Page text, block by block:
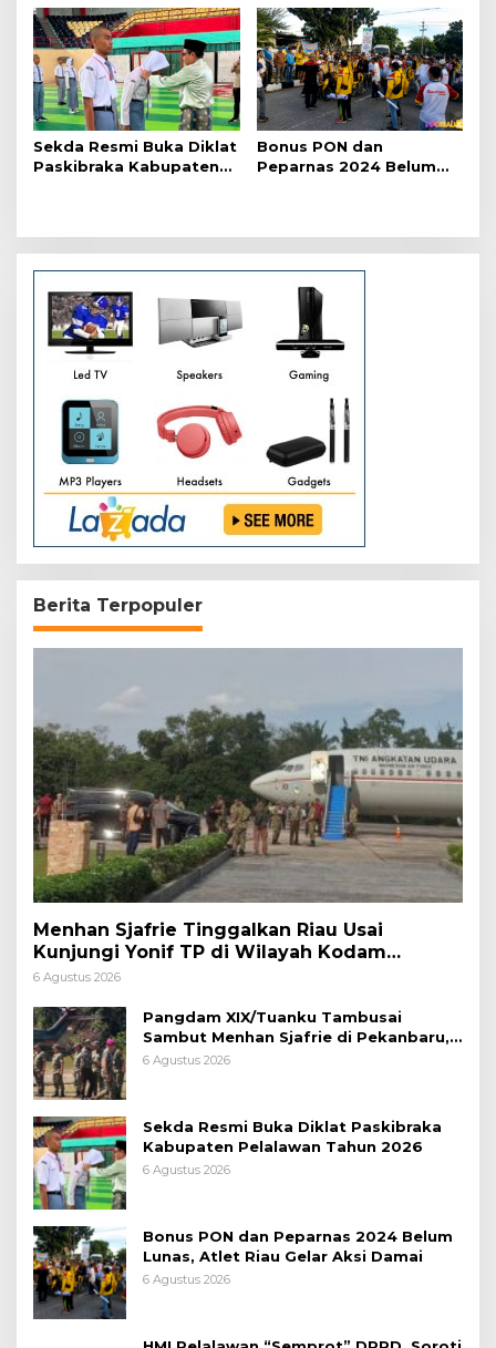
Wilayah Kodam
XIX/Tuanku Tambusai
Pekanbaru, Ada Agenda
Penting
Sekda Resmi Buka Diklat
Paskibraka Kabupaten
Bonus PON dan
Peparnas 2024 Belum
Berita Terpopuler
Menhan Sjafrie Tinggalkan Riau Usai
Kunjungi Yonif TP di Wilayah Kodam
XIX/Tuanku Tambusai
6 Agustus 2026
Pangdam XIX/Tuanku Tambusai
Sambut Menhan Sjafrie di Pekanbaru,
Ada Agenda Penting
6 Agustus 2026
Sekda Resmi Buka Diklat Paskibraka
Kabupaten Pelalawan Tahun 2026
6 Agustus 2026
Bonus PON dan Peparnas 2024 Belum
Lunas, Atlet Riau Gelar Aksi Damai
6 Agustus 2026